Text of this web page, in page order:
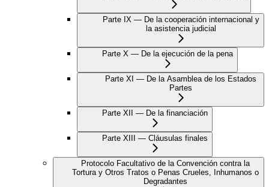
Parte IX — De la cooperación internacional y
la asistencia judicial
Parte X — De la ejecución de la pena
Parte XI — De la Asamblea de los Estados
Partes
Parte XII — De la financiación
Parte XIII — Cláusulas finales
Protocolo Facultativo de la Convención contra la
Tortura y Otros Tratos o Penas Crueles, Inhumanos o
Degradantes